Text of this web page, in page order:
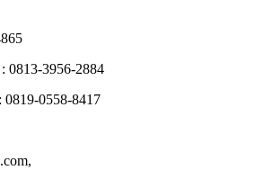
0813-3956-2884
0558-8417